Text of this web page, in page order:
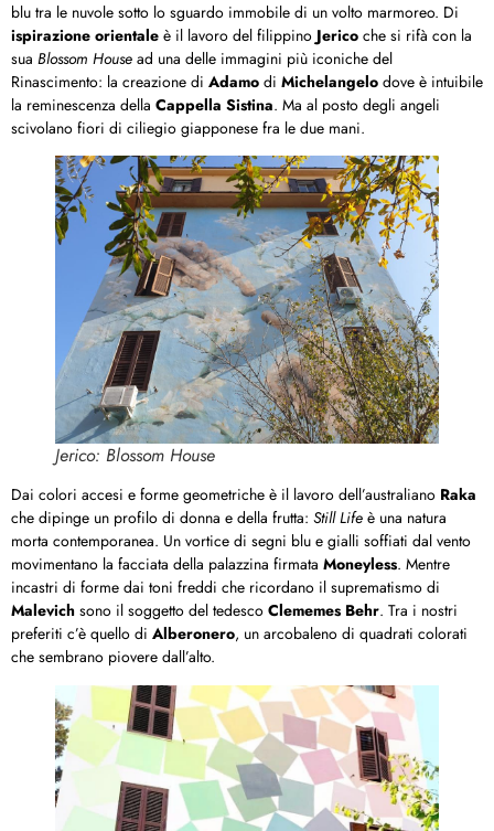
blu tra le nuvole sotto lo sguardo immobile di un volto marmoreo. Di
ispirazione orientale è il lavoro del filippino Jerico che si rifà con la
sua Blossom House ad una delle immagini più iconiche del
Rinascimento: la creazione di Adamo di Michelangelo dove è intuibile
la reminescenza della Cappella Sistina. Ma al posto degli angeli
scivolano fiori di ciliegio giapponese fra le due mani.
Jerico: Blossom House
Dai colori accesi e forme geometriche è il lavoro dell’australiano Raka
che dipinge un profilo di donna e della frutta: Still Life è una natura
morta contemporanea. Un vortice di segni blu e gialli soffiati dal vento
movimentano la facciata della palazzina firmata Moneyless. Mentre
incastri di forme dai toni freddi che ricordano il suprematismo di
Malevich sono il soggetto del tedesco Clememes Behr. Tra i nostri
preferiti c’è quello di Alberonero, un arcobaleno di quadrati colorati
che sembrano piovere dall’alto.